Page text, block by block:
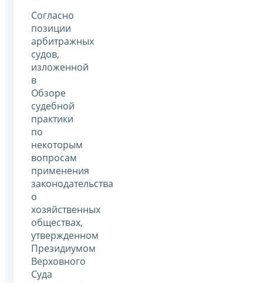
Согласно
позиции
арбитражных
судов,
изложенной
в
Обзоре
судебной
практики
по
некоторым
вопросам
применения
законодательства
о
хозяйственных
обществах,
утвержденном
Президиумом
Верховного
Суда